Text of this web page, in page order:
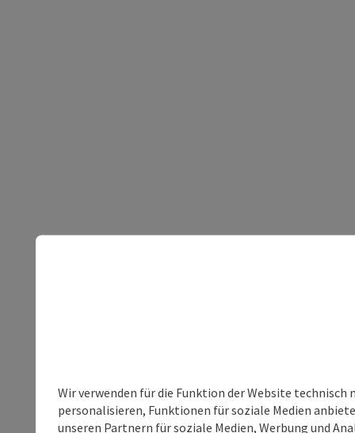
Wir verwenden für die Funktion der Website
personalisieren, Funktionen für soziale Medien
unseren Partnern für soziale Medien, Werbung und